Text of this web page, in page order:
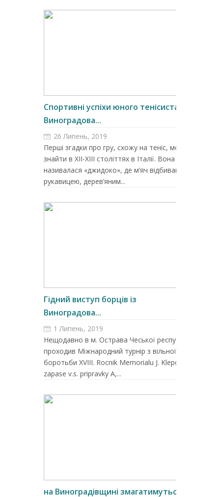
Спортивні успіхи юного тенісиста з
Виноградова...
26 Липень, 2019
Перші згадки про гру, схожу на теніс, можна
знайти в ХІІ-ХІІІ століттях в Італії. Вона
називалася «джидоко», де м’яч відбивався
рукавицею, дерев’яним...
Гідний виступ борців із
Виноградова...
1 Липень, 2019
Нещодавно в м. Острава Чеської республіки
проходив Міжнародний турнір з вільної
боротьби XVIII. Rocnik Memorialu J. Klepca v
zapase v.s. pripravky A,...
на Виноградівщині змагатимуться за